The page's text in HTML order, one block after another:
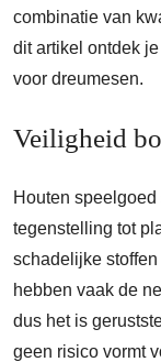
combinatie van
dit artikel ontdek
voor dreumesen.
Veiligheid
Houten
tegenstelling tot
schadelijke
hebben vaak de
dus het is
geen risico vormt